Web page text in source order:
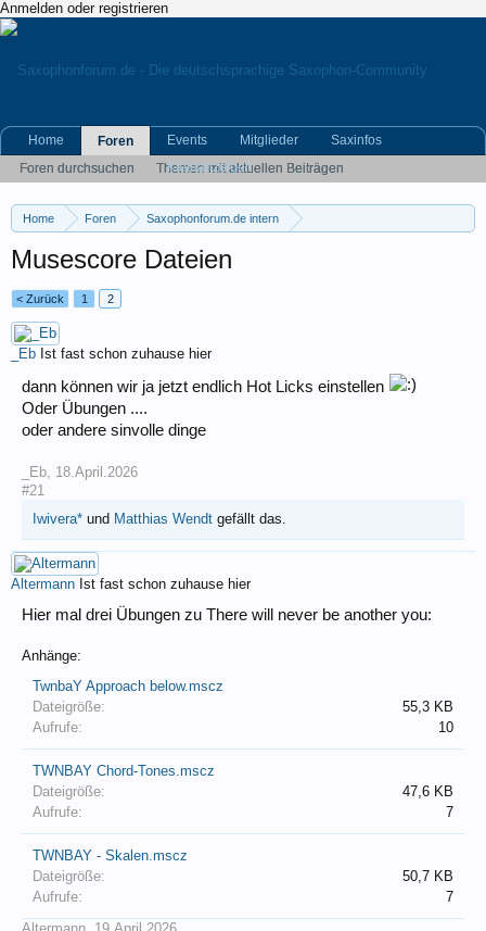
Anmelden oder registrieren
Home Foren
Saxophonforum.de intern
Musescore Dateien
< Zurück 1 2
_Eb Ist fast schon zuhause hier
dann können wir ja jetzt endlich Hot Licks einstellen
Oder Übungen ....
oder andere sinvolle dinge
_Eb, 18.April.2026
#21
Iwivera* und Matthias Wendt gefällt das.
Altermann Ist fast schon zuhause hier
Hier mal drei Übungen zu There will never be another you:
Anhänge:
TwnbaY Approach below.mscz
Dateigröße:
55,3 KB
Aufrufe:
10
TWNBAY Chord-Tones.mscz
Dateigröße:
47,6 KB
Aufrufe:
7
TWNBAY - Skalen.mscz
Dateigröße:
50,7 KB
Aufrufe:
7
Home
Foren
Foren durchsuchen
Themen mit aktuellen Beiträgen
Events Mitglieder
Saxinfos
Kleinanzeigen